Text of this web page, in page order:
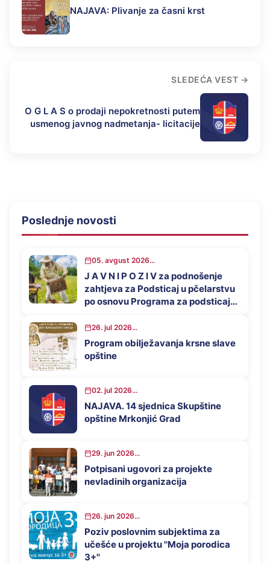
NAJAVA: Plivanje za časni krst
SLEDEĆA VEST
O G L A S o prodaji nepokretnosti putem
usmenog javnog nadmetanja- licitacije
Poslednje novosti
05. avgust 2026...
J A V N I P O Z I V za podnošenje
zahtjeva za Podsticaj u pčelarstvu
po osnovu Programa za podsticaj
Mrkonjić Grad u 2026. godini
26. jul 2026...
Program obilježavanja krsne slave
opštine
02. jul 2026...
NAJAVA. 14 sjednica Skupštine
opštine Mrkonjić Grad
29. jun 2026...
Potpisani ugovori za projekte
nevladinih organizacija
26. jun 2026...
Poziv poslovnim subjektima za
učešće u projektu ''Moja porodica
3+''